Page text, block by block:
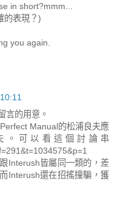
in short?mmm...
的表現？)
you again.
言的用意。
Manual的松浦良夫應
。可以看這個討論串
Interush皆屬同一類的，差
Interush還在招搖撞騙，獲